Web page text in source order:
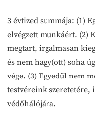
3 évtized summája: (1)
elvégzett munkáért. (2)
megtart, irgalmasan
és nem hagy(ott) soha
vége. (3) Egyedül nem
testvéreink szeretetére,
védőhálójára.